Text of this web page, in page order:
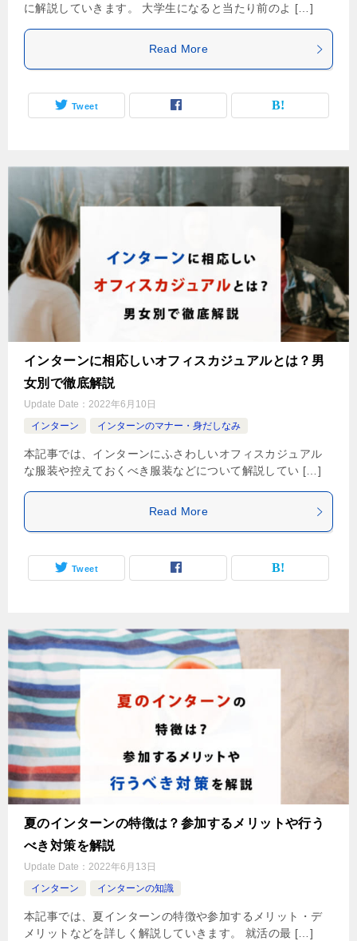
に解説していきます。 大学生になると当たり前のよ […]
Read More
Tweet
インターンに相応しいオフィスカジュアルとは？男
女別で徹底解説
Update Date： 2022年6月10日
インターン
インターンのマナー・身だしなみ
本記事では、インターンにふさわしいオフィスカジュアル
な服装や控えておくべき服装などについて解説してい […]
Read More
Tweet
夏のインターンの特徴は？参加するメリットや行う
べき対策を解説
Update Date： 2022年6月13日
インターン
インターンの知識
本記事では、夏インターンの特徴や参加するメリット・デ
メリットなどを詳しく解説していきます。 就活の最 […]